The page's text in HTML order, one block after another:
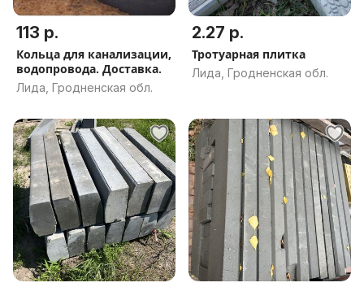
113 р.
Кольца для канализации,
водопровода. Доставка.
Лида, Гродненская обл.
2.27 р.
Тротуарная плитка
Лида, Гродненская обл.